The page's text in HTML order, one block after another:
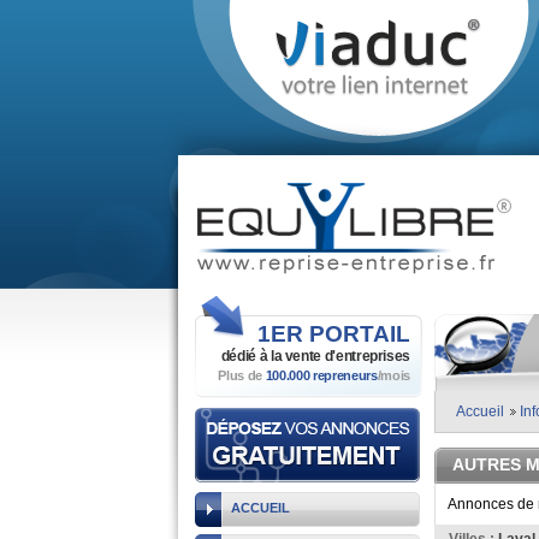
1ER PORTAIL
dédié à la vente d'entreprises
Plus de 100.000 repreneurs/mois
ACCUEIL
Accueil
AUTRES
Annonces de